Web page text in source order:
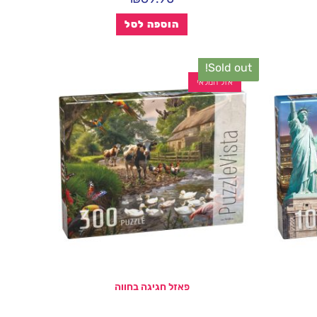
הוספה לסל
Sold out!
אזל המלאי
פאזל חגיגה בחווה